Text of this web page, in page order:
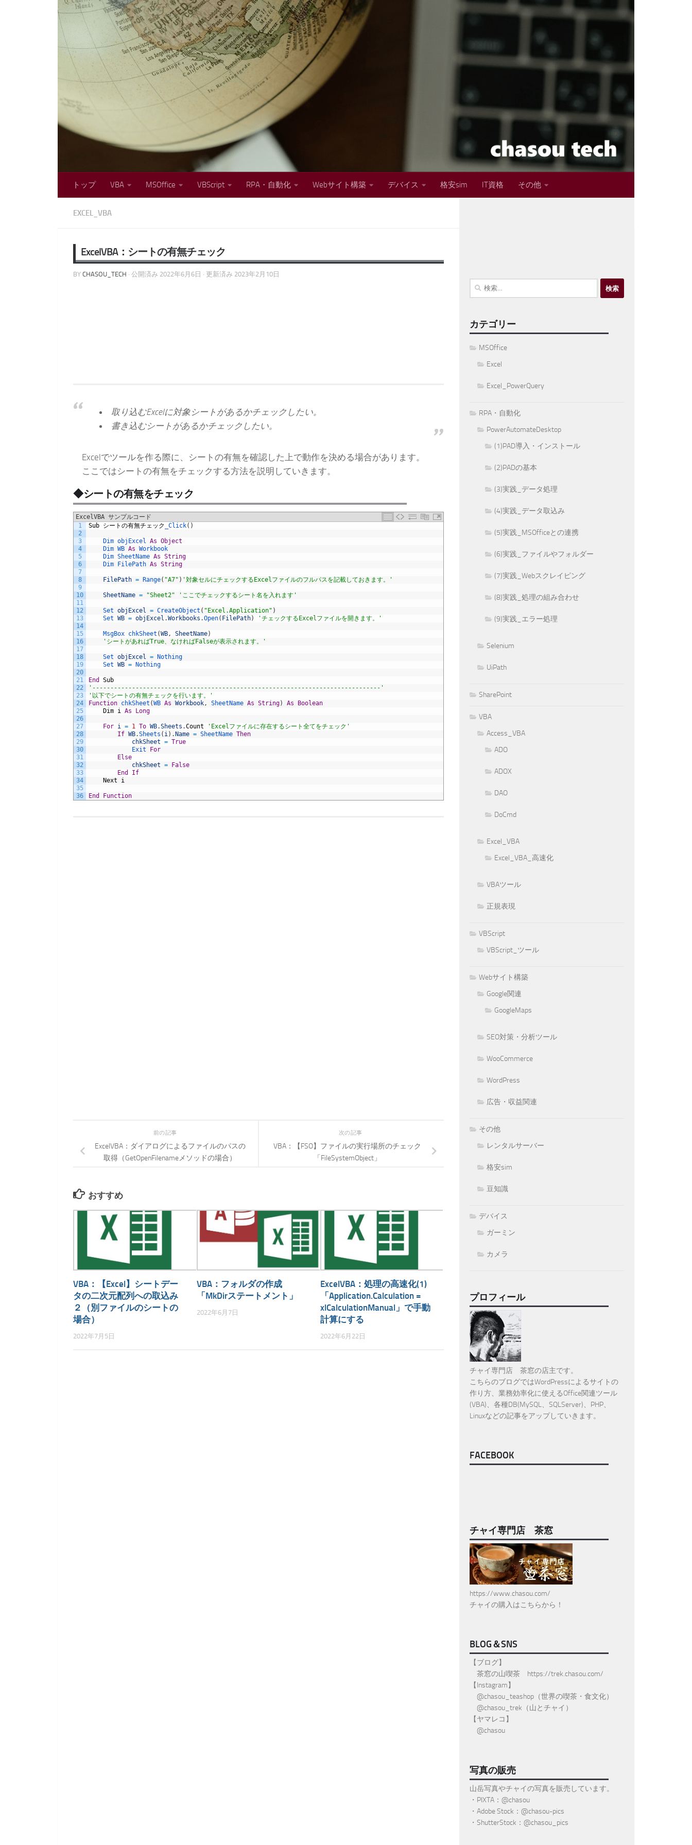
コンテンツへスキップ
トップ VBA MSOffice VBScript RPA・自動化 Webサイト構築 デバイス 格安sim IT資格 その他
EXCEL_VBA
ExcelVBA：シートの有無チェック
BY CHASOU_TECH · 公開済み 2022年6月6日 · 更新済み 2023年2月10日
取り込むExcelに対象シートがあるかチェックしたい。
書き込むシートがあるかチェックしたい。
Excelでツールを作る際に、シートの有無を確認した上で動作を決める場合があります。
ここではシートの有無をチェックする方法を説明していきます。
◆シートの有無をチェック
ExcelVBA サンプルコード
1
2
3
4
5
6
7
8
9
10
11
12
13
14
15
16
17
18
19
20
21
22
23
24
25
26
27
28
29
30
31
32
33
34
35
36
Sub シートの有無チェック _Click( )
Dim objExcel As Object
Dim WB As Workbook
Dim SheetName As String
Dim FilePath As String
FilePath = Range( "A7" ) '対象セルにチェックするExcelファイルのフルパスを記載しておきます。'
SheetName = "Sheet2" 'ここでチェックするシート名を入れます'
Set objExcel = CreateObject ( "Excel.Application" )
Set WB = objExcel .Workbooks .Open( FilePath) 'チェックするExcelファイルを開きます。'
MsgBox chkSheet (WB , SheetName)
'シートがあればTrue、なければFalseが表示されます。'
Set objExcel = Nothing
Set WB = Nothing
End
Sub
'--------------------------------------------------------------------------------'
'以下でシートの有無チェックを行います。'
Function chkSheet (WB As Workbook , SheetName As String) As
Boolean
Dim i As Long
For i = 1 To WB.Sheets .Count
'Excelファイルに存在するシート全てをチェック'
If WB.Sheets ( i ) .Name = SheetName Then
chkSheet = True
Exit For
Else
chkSheet = False
End
If
Next
i
End Function
次の記事
VBA：【FSO】ファイルの実行場所のチェック
「FileSystemObject」
前の記事
ExcelVBA：ダイアログによるファイルのパスの
取得（GetOpenFilenameメソッドの場合）
おすすめ
VBA：【Excel】シートデー
タの二次元配列への取込み
２（別ファイルのシートの
場合）
2022年7月5日
VBA：フォルダの作成
「MkDirステートメント」
2022年6月7日
ExcelVBA：処理の高速化(1)
「Application.Calculation =
xlCalculationManual」で手動
計算にする
2022年6月22日
検
カテゴリー
MSOffice
Excel
Excel_PowerQuery
RPA・自動化
PowerAutomateDesktop
(1)PAD導入・インストール
(2)PADの基本
(3)実践_データ処理
(4)実践_データ取込み
(5)実践_MSOfficeとの連携
(6)実践_ファイルやフォルダー
(7)実践_Webスクレイピング
(8)実践_処理の組み合わせ
(9)実践_エラー処理
Selenium
UiPath
SharePoint
VBA
Access_VBA
ADO
ADOX
DAO
DoCmd
Excel_VBA
Excel_VBA_高速化
VBAツール
正規表現
VBScript
VBScript_ツール
Webサイト構築
Google関連
GoogleMaps
SEO対策・分析ツール
WooCommerce
WordPress
広告・収益関連
その他
レンタルサーバー
格安sim
豆知識
デバイス
ガーミン
カメラ
プロフィール
チャイ専門店 茶窓の店主です。
こちらのブログではWordPressによるサイトの
作り方、業務効率化に使えるOffice関連ツール
(VBA)、各種DB(MySQL、SQLServer)、PHP、
Linuxなどの記事をアップしていきます。
FACEBOOK
チャイ専門店 茶窓
https://www.chasou.com/
チャイの購入はこちらから！
BLOG＆SNS
【ブログ】
茶窓の山喫茶 https://trek.chasou.com/
【Instagram】
@chasou_teashop （世界の喫茶・食文化）
@chasou_trek （山とチャイ）
【ヤマレコ】
@chasou
写真の販売
山岳写真やチャイの写真を販売しています。
・PIXTA：@chasou
・Adobe Stock：@chasou-pics
・ShutterStock：@chasou_pics